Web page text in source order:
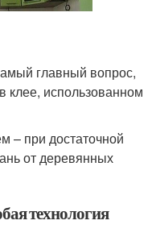
главный вопрос,
клее, использованном
– при достаточной
от деревянных
технология